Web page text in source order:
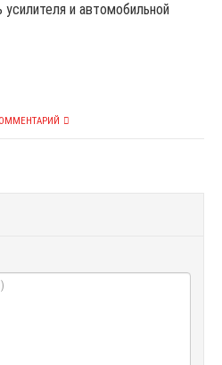
и автомобильной